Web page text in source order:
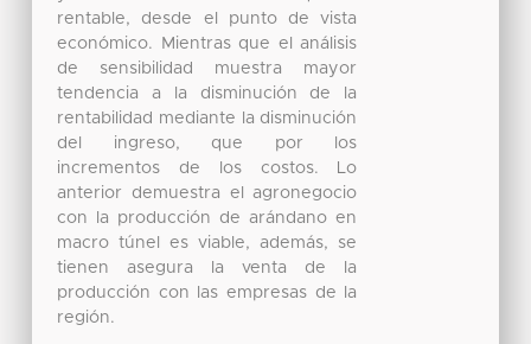
rentable, desde el punto de vista
económico. Mientras que el análisis
de sensibilidad muestra mayor
tendencia a la disminución de la
rentabilidad mediante la disminución
del ingreso, que por los
incrementos de los costos. Lo
anterior demuestra el agronegocio
con la producción de arándano en
macro túnel es viable, además, se
tienen asegura la venta de la
producción con las empresas de la
región.